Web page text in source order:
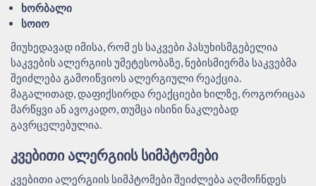
ხორბალი
სოიო
მიუხედავად იმისა, რომ ეს საკვები პასუხისმგებელია
საკვების ალერგიის უმეტესობაზე, ნებისმიერმა საკვებმა
შეიძლება გამოიწვიოს ალერგიული რეაქცია.
მაგალითად, დაფიქსირდა რეაქციები ხილზე, როგორიცაა
მარწყვი ან ავოკადო, თუმცა ისინი ნაკლებად
გავრცელებულია.
ᲙᲕᲔᲑᲘᲗᲘ ᲐᲚᲔᲠᲒᲘᲘᲡ ᲡᲘᲛᲞᲢᲝᲛᲔᲑᲘ
კვებითი ალერგიის სიმპტომები შეიძლება აღმოჩნდეს